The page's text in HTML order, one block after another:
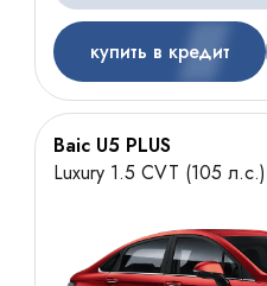
купить в кредит
Baic U5 PLUS
Luxury 1.5 CVT (105